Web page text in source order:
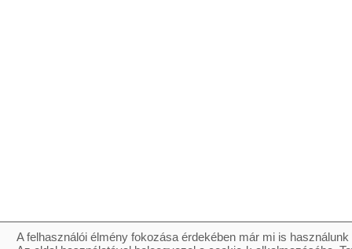
A felhasználói élmény fokozása érdekében már mi is